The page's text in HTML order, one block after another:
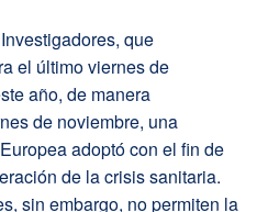
que
el último viernes de
año, de manera
de noviembre, una
adoptó con el fin de
de la crisis sanitaria.
sin embargo, no permiten la